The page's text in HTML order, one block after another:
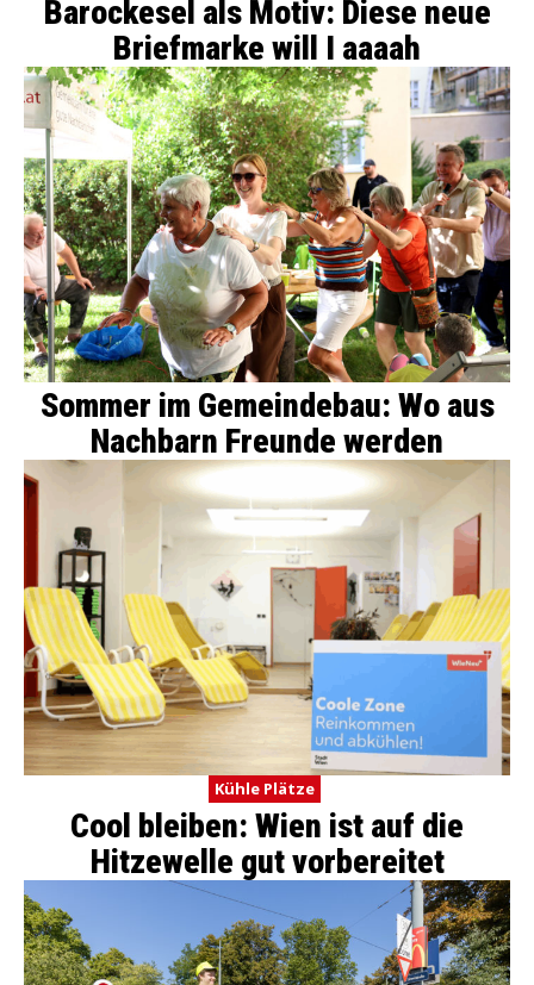
Barockesel als Motiv: Diese neue
Briefmarke will I aaaah
Sommer im Gemeindebau: Wo aus
Nachbarn Freunde werden
Kühle Plätze
Cool bleiben: Wien ist auf die
Hitzewelle gut vorbereitet